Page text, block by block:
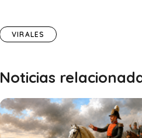
VIRALES
Noticias